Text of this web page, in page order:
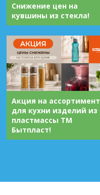
Снижение цен на
кувшины из стекла!
Акция на ассортимент
для кухни изделий из
пластмассы ТМ
Бытпласт!